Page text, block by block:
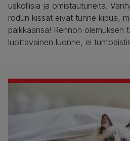
uskollisia ja omistautuneita.
rodun kissat eivät tunne kipua,
paikkaansa! Rennon olemuksen
luottavainen luonne, ei